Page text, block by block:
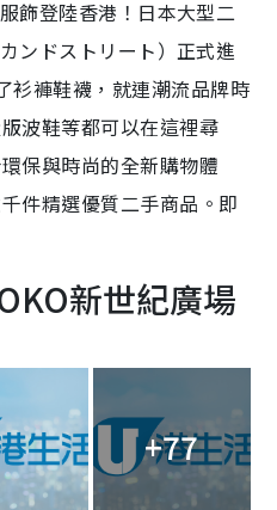
飾登陸香港！日本大型二
ンドストリート）正式進
衫褲鞋襪，就連潮流品牌時
波鞋等都可以在這裡尋
保與時尚的全新購物體
件精選優質二手商品。即
新世紀廣場
+77